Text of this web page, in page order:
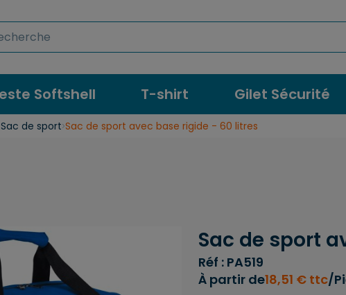
Softshell T-shirt Gilet Sécurité
Sac de sport Sac de sport avec base rigide - 60 litres
Sac de sport
Réf : PA519
À partir de18,51 € ttc/